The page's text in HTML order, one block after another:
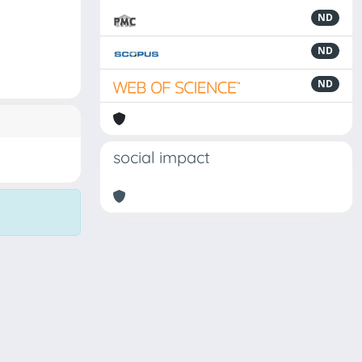
ND
ND
ND
social impact